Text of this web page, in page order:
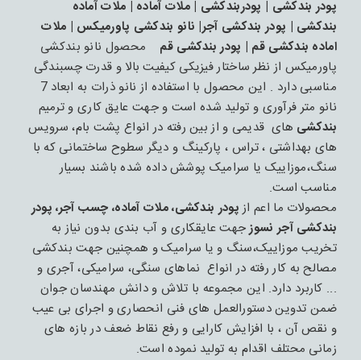
پودر بندکشی | پودربندکشی | ملات آماده | ملات آماده
بندکشی | پودر بندکشی آجر| نانو بندکشی پاورمیکس | ملات
اماده بندکشی قم | پودر بندکشی قم
محصول نانو بندکشی
پاورمیکس از نظر ساختار فیزیکی کیفیت بالا و قدرت چسبندگی
مناسبی دارد . این محصول با استفاده از نانو ذرات به ابعاد 7
نانو متر فرآوری و تولید شده است و جهت عایق کاری و ترمیم
بندکشی های قدیمی و از بین رفته در انواع پشت بام، سرویس
های بهداشتی ، تراس ، پارکینگ و دیگر سطوح ساختمانی که با
سنگ،موزاییک یا سرامیک پوشش داده شده باشند بسیار
مناسب است.
محصولات ما اعم ازپودر بندکشی، ملات آماده، چسب آجر، پودر
بندکشی آجر نسوزجهت عایقکاری و آب بندی بدون نیاز به
تخریب موزاییک،سنگ و یا سرامیک و همچنین جهت بندکشی
مصالح به کار رفته در انواع نماهای سنگی، سرامیکی، آجری و
... کاربرد دارد. این مجموعه با تلاش و دانش مهندسان جوان
ضمن تدوین دستورالعمل های فنی انحصاری و اجرای بی عیب
و نقص آن ، با افزایش کارایی و رفع نقاط ضعف در بازه های
زمانی محتلف اقدام به تولید نموده است.